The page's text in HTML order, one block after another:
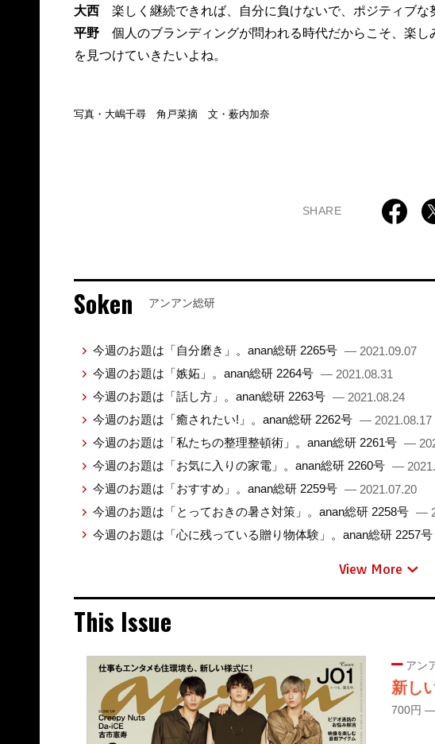
大西 楽しく継続できれば、自分に負けないで、ポジティブな
平野 個人のブランディングが問われる時代だからこそ、楽
を見つけていきたいよね。
写真・大嶋千尋 角戸菜摘 文・薮内加奈
SHARE
Soken アンアン総研
今週のお題は「自分磨き」。anan総研 2265号 — 2021.09.07
今週のお題は「嫉妬」。anan総研 2264号 — 2021.08.31
今週のお題は「話し方」。anan総研 2263号 — 2021.08.24
今週のお題は「癒されたい!」。anan総研 2262号 — 2021.08.17
今週のお題は「私たちの整理整頓術」。anan総研 2261号 —
今週のお題は「お気に入りの家電」。anan総研 2260号 —
今週のお題は「おすすめ」。anan総研 2259号 — 2021.07.20
今週のお題は「とっておきの暑さ対策」。anan総研 2258号 —
今週のお題は「心に残っている贈り物体験」。anan総研 2257号
View More
This Issue
アン
新し
700円